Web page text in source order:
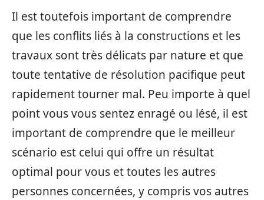
Il est toutefois important de comprendre
que les conflits liés à la constructions et les
travaux sont très délicats par nature et que
toute tentative de résolution pacifique peut
rapidement tourner mal. Peu importe à quel
point vous vous sentez enragé ou lésé, il est
important de comprendre que le meilleur
scénario est celui qui offre un résultat
optimal pour vous et toutes les autres
personnes concernées, y compris vos autres